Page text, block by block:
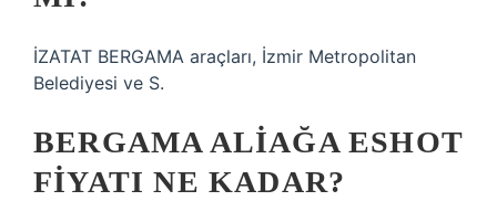
İZATAT BERGAMA araçları, İzmir Metropolitan
Belediyesi ve S.
BERGAMA ALIAĞA ESHOT
FIYATI NE KADAR?